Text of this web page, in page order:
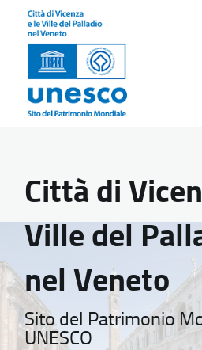
Città di
Ville del
nel Veneto
Sito del Patrimonio
UNESCO